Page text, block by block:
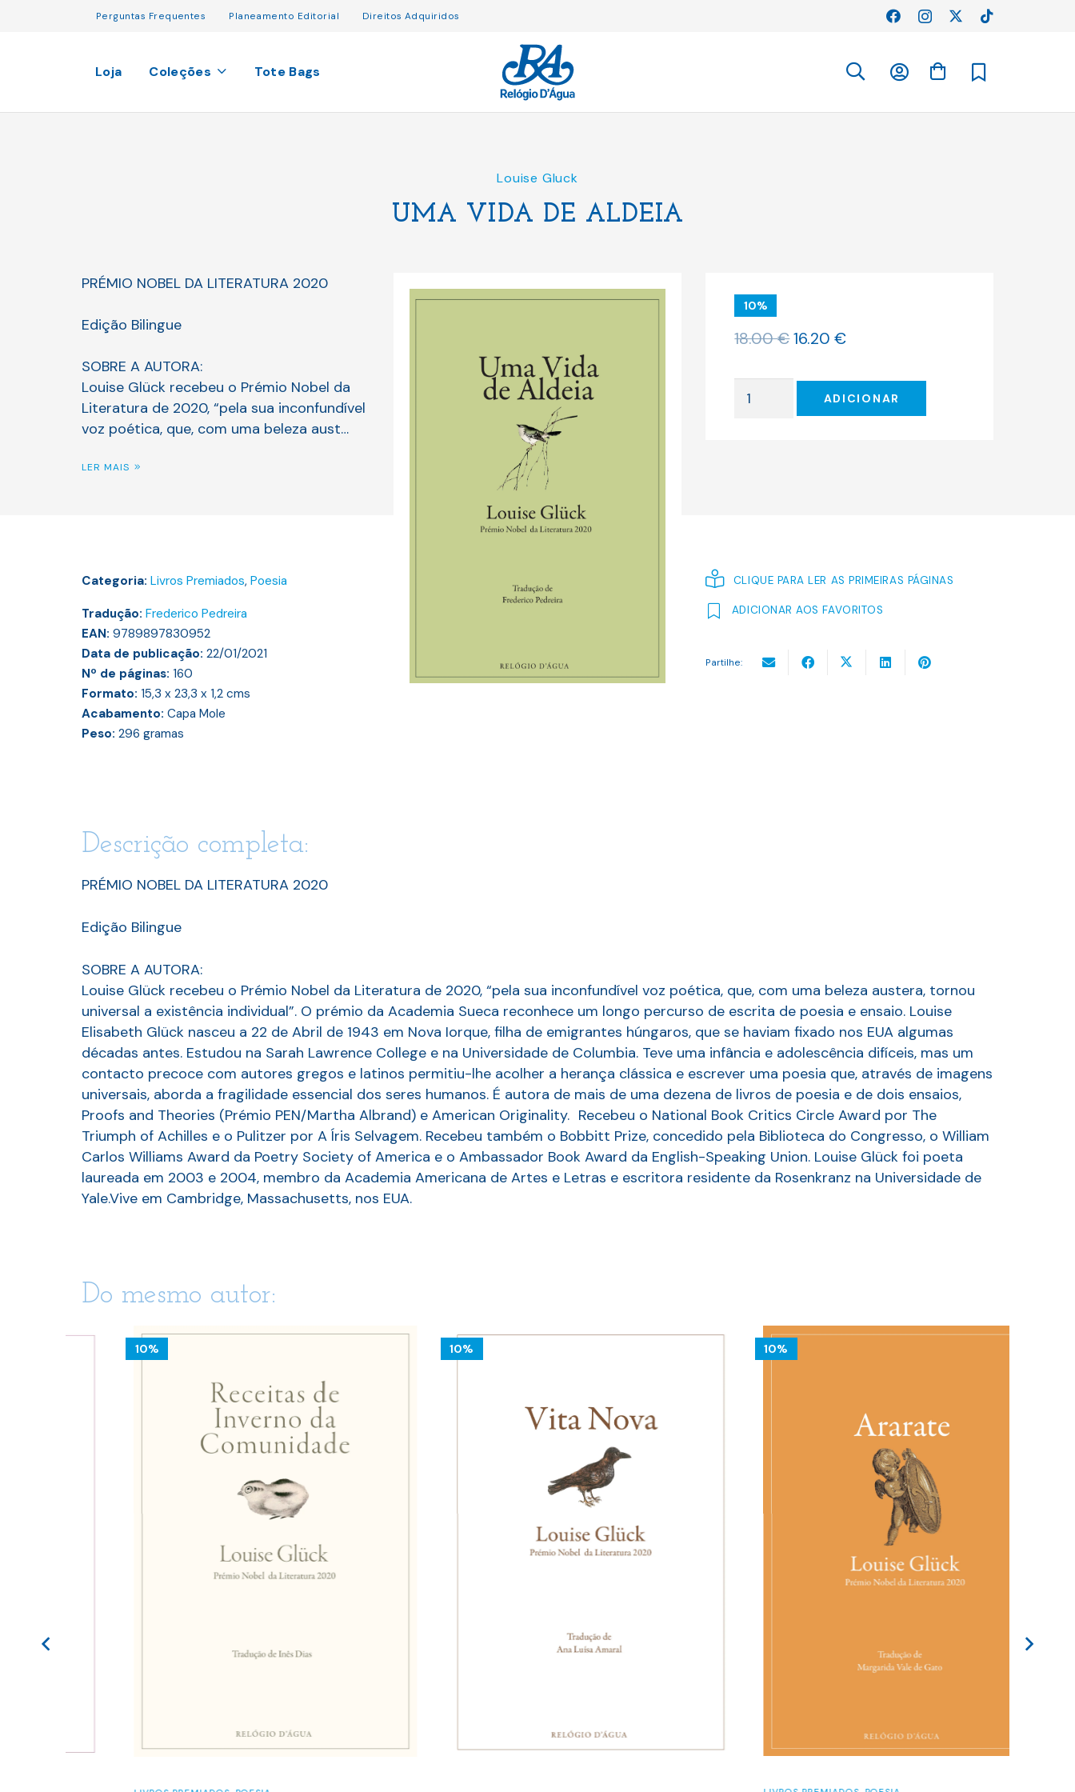
Perguntas Frequentes Planeamento Editorial Direitos Adquiridos
Loja Coleções Tote Bags
Louise Gluck
UMA VIDA DE ALDEIA
PRÉMIO NOBEL DA LITERATURA 2020
Edição Bilingue
SOBRE A AUTORA:
Louise Glück recebeu o Prémio Nobel da
Literatura de 2020, “pela sua inconfundível
voz poética, que, com uma beleza aust…
LER MAIS
10%
18.00€O
era:
18.00 €.
16.20€O
é:
16.20 €.
de
ADICIONAR
Categoria: Livros Premiados, Poesia
Tradução: Frederico Pedreira
EAN: 9789897830952
Data de publicação: 22/01/2021
Nº de páginas: 160
Formato: 15,3 x 23,3 x 1,2 cms
Acabamento: Capa Mole
Peso: 296 gramas
CLIQUE PARA LER AS PRIMEIRAS PÁGINAS
ADICIONAR AOS FAVORITOS
Partilhe:
Descrição completa:
PRÉMIO NOBEL DA LITERATURA 2020
Edição Bilingue
SOBRE A AUTORA:
Louise Glück recebeu o Prémio Nobel da Literatura de 2020, “pela sua inconfundível voz poética, que, com uma beleza austera, tornou
universal a existência individual”. O prémio da Academia Sueca reconhece um longo percurso de escrita de poesia e ensaio. Louise
Elisabeth Glück nasceu a 22 de Abril de 1943 em Nova Iorque, filha de emigrantes húngaros, que se haviam fixado nos EUA algumas
décadas antes. Estudou na Sarah Lawrence College e na Universidade de Columbia. Teve uma infância e adolescência difíceis, mas um
contacto precoce com autores gregos e latinos permitiu-lhe acolher a herança clássica e escrever uma poesia que, através de imagens
universais, aborda a fragilidade essencial dos seres humanos. É autora de mais de uma dezena de livros de poesia e de dois ensaios,
Proofs and Theories (Prémio PEN/Martha Albrand) e American Originality. Recebeu o National Book Critics Circle Award por The
Triumph of Achilles e o Pulitzer por A Íris Selvagem. Recebeu também o Bobbitt Prize, concedido pela Biblioteca do Congresso, o William
Carlos Williams Award da Poetry Society of America e o Ambassador Book Award da English-Speaking Union. Louise Glück foi poeta
laureada em 2003 e 2004, membro da Academia Americana de Artes e Letras e escritora residente da Rosenkranz na Universidade de
Yale.Vive em Cambridge, Massachusetts, nos EUA.
Do mesmo autor: